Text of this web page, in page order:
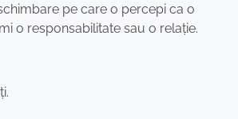
pe care o percepi ca o
o responsabilitate sau o relație.